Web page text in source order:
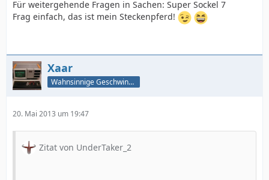
Für weitergehende Fragen in Sachen: Super Sockel 7
Frag einfach, das ist mein Steckenpferd!
Xaar
Wahnsinnige Geschwindigkeit - und los!
20. Mai 2013 um 19:47
Zitat von UnderTaker_2